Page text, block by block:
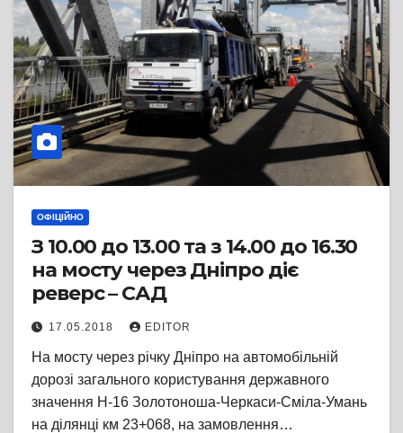
ОФІЦІЙНО
З 10.00 до 13.00 та з 14.00 до 16.30
на мосту через Дніпро діє
реверс – САД
17.05.2018 EDITOR
На мосту через річку Дніпро на автомобільній
дорозі загального користування державного
значення Н-16 Золотоноша-Черкаси-Сміла-Умань
на ділянці км 23+068, на замовлення…